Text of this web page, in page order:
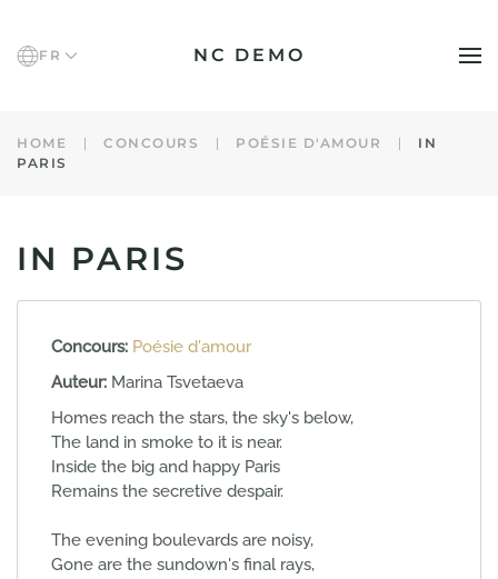
Accéder au contenu principal
FR NC DEMO
HOME CONCOURS POÉSIE D'AMOUR
IN
PARIS
IN PARIS
Concours: Poésie d'amour
Auteur: Marina Tsvetaeva
Homes reach the stars, the sky's below,
The land in smoke to it is near.
Inside the big and happy Paris
Remains the secretive despair.
The evening boulevards are noisy,
Gone are the sundown's final rays,